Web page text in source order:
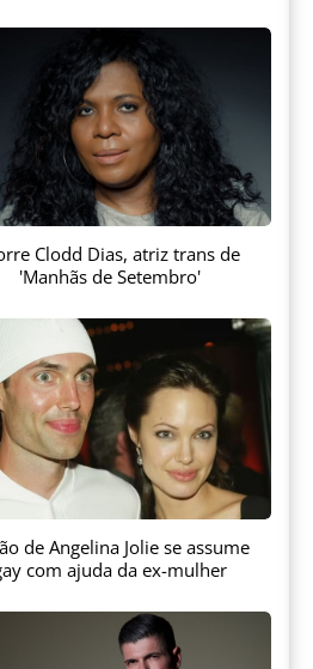
Clodd Dias, atriz trans de
'Manhãs de Setembro'
de Angelina Jolie se assume
com ajuda da ex-mulher